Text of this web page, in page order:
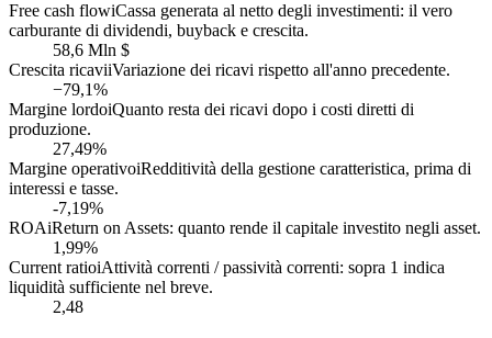
Free cash flowiCassa generata al netto degli investimenti: il vero
carburante di dividendi, buyback e crescita.
58,6 Mln $
Crescita ricaviiVariazione dei ricavi rispetto all'anno precedente.
−79,1%
Margine lordoiQuanto resta dei ricavi dopo i costi diretti di
produzione.
27,49%
Margine operativoiRedditività della gestione caratteristica, prima di
interessi e tasse.
-7,19%
ROAiReturn on Assets: quanto rende il capitale investito negli asset.
1,99%
Current ratioiAttività correnti / passività correnti: sopra 1 indica
liquidità sufficiente nel breve.
2,48